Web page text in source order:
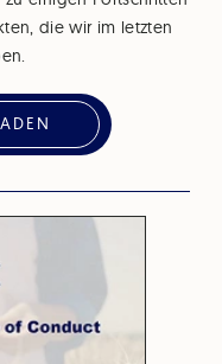
die wir im letzten